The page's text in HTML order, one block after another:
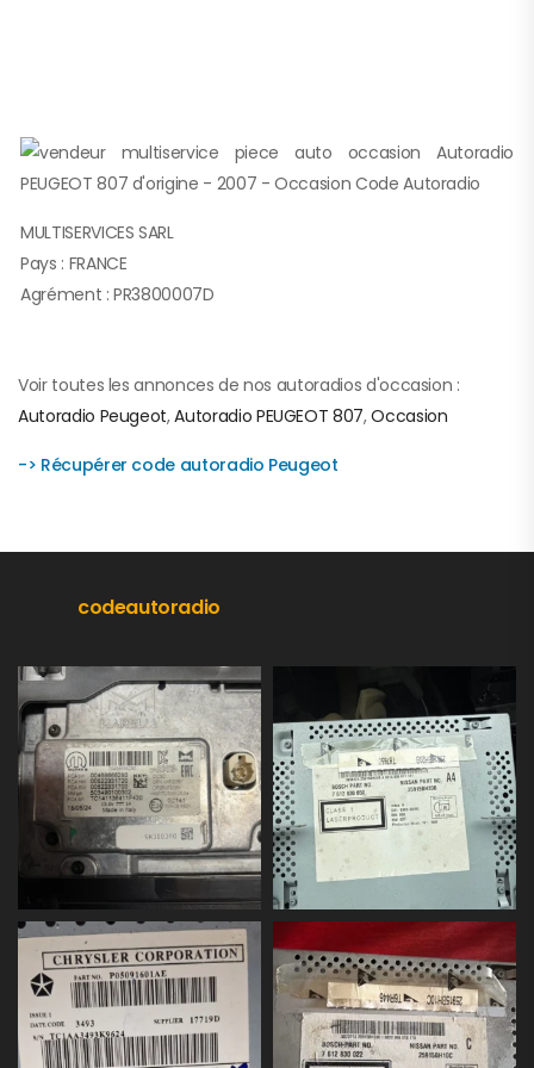
MULTISERVICES SARL
Pays : FRANCE
Agrément : PR3800007D
Voir toutes les annonces de nos autoradios d'occasion :
Autoradio Peugeot,Autoradio PEUGEOT 807,Occasion
-> Récupérer code autoradio Peugeot
codeautoradio